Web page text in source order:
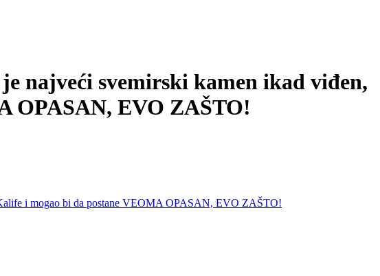
najveći svemirski kamen ikad viđen,
OPASAN, EVO ZAŠTO!